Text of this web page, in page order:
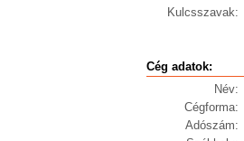
Kulcsszavak:
Cég adatok:
Név:
Cégforma:
Adószám: